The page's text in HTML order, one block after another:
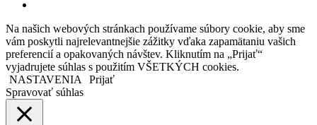
Na našich webových stránkach používame súbory cookie, aby sme
vám poskytli najrelevantnejšie zážitky vďaka zapamätaniu vašich
preferencií a opakovaných návštev. Kliknutím na „Prijať“
vyjadrujete súhlas s použitím VŠETKÝCH cookies.
NASTAVENIA
Prijať
Spravovať súhlas